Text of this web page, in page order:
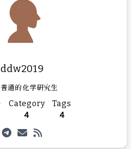
ddw2019
通的化学研究生
Category
4
Tags
4